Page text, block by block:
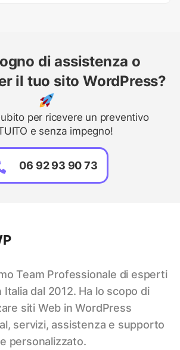
di assistenza o
il tuo sito WordPress?
per ricevere un preventivo
e senza impegno!
06 92 93 90 73
Team Professionale di esperti
Italia dal 2012. Ha lo scopo di
siti Web in WordPress
servizi, assistenza e supporto
personalizzato.